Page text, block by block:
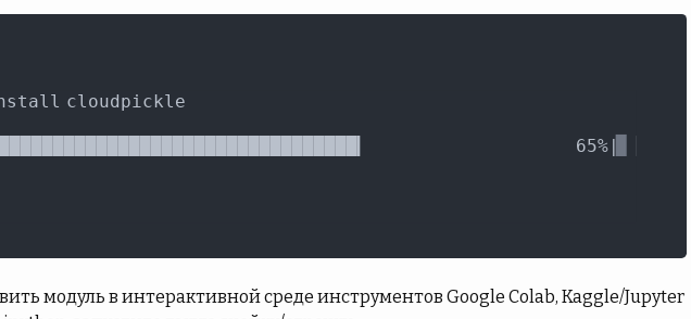
модуль в интерактивной среде инструментов Google Colab, Kaggle/Jupyter